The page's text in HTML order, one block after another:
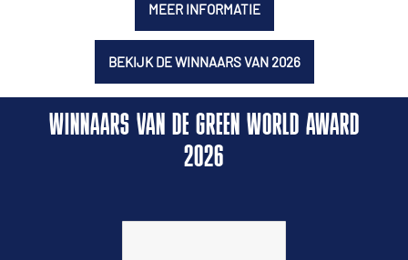
MEER INFORMATIE
BEKIJK DE WINNAARS VAN 2026
WINNAARS VAN DE GREEN WORLD AWARD
2026